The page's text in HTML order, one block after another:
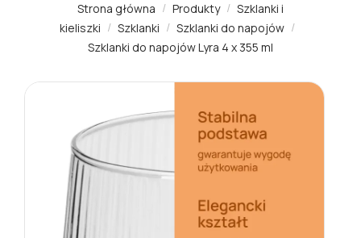
Strona główna Produkty
Szklanki i
kieliszki
Szklanki
Szklanki do napojów
Szklanki do napojów Lyra 4 x 355 ml